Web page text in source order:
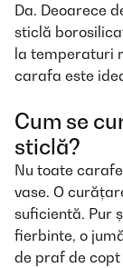
Da. Deoarece
sticlă
la temperaturi
carafa este
Cum se
sticlă?
Nu toate
vase. O
suficientă. Pur
fierbinte, o
de praf de